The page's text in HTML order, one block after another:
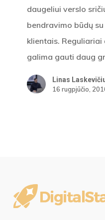
Facebook
profilis
daugeliui verslo
bendravimo būdų
klientais.
galima gauti daug
Linas
16 rugpjūčio,